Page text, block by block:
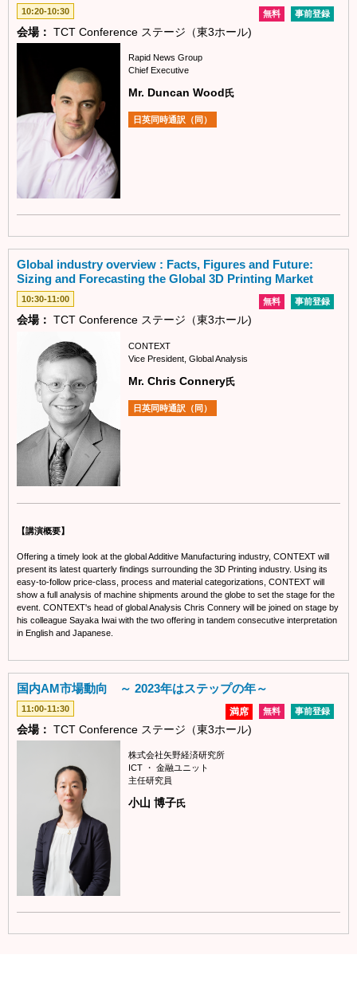
10:20-10:30 事前登録
無料
会場： TCT Conference ステージ（東3ホール)
Rapid News Group
Chief Executive
Mr. Duncan Wood 氏
日英同時通訳（同）
Global industry overview : Facts, Figures and Future:
Sizing and Forecasting the Global 3D Printing Market
10:30-11:00 事前登録
無料
会場： TCT Conference ステージ（東3ホール)
CONTEXT
Vice President, Global Analysis
Mr. Chris Connery氏
日英同時通訳（同）
【講演概要】
Offering a timely look at the global Additive Manufacturing industry, CONTEXT will
present its latest quarterly findings surrounding the 3D Printing industry. Using its
easy-to-follow price-class, process and material categorizations, CONTEXT will
show a full analysis of machine shipments around the globe to set the stage for the
event. CONTEXT's head of global Analysis Chris Connery will be joined on stage by
his colleague Sayaka Iwai with the two offering in tandem consecutive interpretation
in English and Japanese.
国内AM市場動向 ～ 2023年はステップの年～
11:00-11:30 事前登録
無料
満席
会場： TCT Conference ステージ（東3ホール)
株式会社矢野経済研究所
ICT ・ 金融ユニット
主任研究員
小山 博子氏